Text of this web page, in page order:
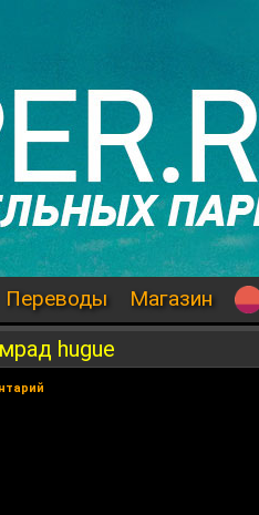
Переводы Магазин
hugue